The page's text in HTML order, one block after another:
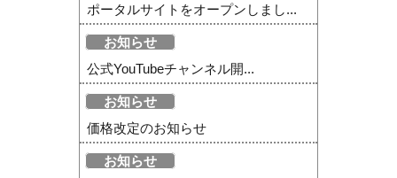
ポータルサイトをオープンしまし...
お知らせ
公式YouTubeチャンネル開...
お知らせ
価格改定のお知らせ
お知らせ